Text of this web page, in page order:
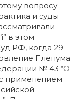
вопросу
и суды
в этом
РФ, когда 29
Пленума
№ 43 “О
применением